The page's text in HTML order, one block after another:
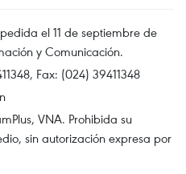
el 11 de septiembre de
y Comunicación.
Fax: (024) 39411348
VNA. Prohibida su
sin autorización expresa por